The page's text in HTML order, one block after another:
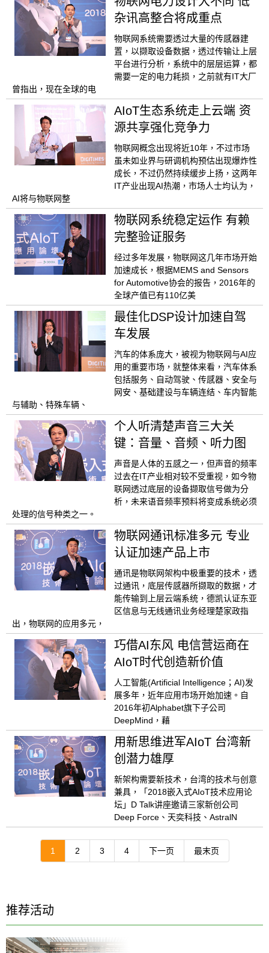
杂讯高整合将成重点
物联网系统需要透过大量的传感器建
置，以撷取设备数据，透过传输让上层
平台进行分析，系统中的层层运算，都
需要一定的电力耗损，之前就有IT大厂
曾指出，现在全球的电
AIoT生态系统走上云端 资
源共享强化竞争力
物联网概念出现将近10年，不过市场
虽未如业界与研调机构预估出现爆炸性
成长，不过仍然持续缓步上扬，这两年
IT产业出现AI热潮，市场人士均认为，
AI将与物联网整
物联网系统稳定运作 有赖
完整验证服务
经过多年发展，物联网这几年市场开始
加速成长，根据MEMS and Sensors
for Automotive协会的报告，2016年的
全球产值已有110亿美
最佳化DSP设计加速自驾
车发展
汽车的体系庞大，被视为物联网与AI应
用的重要市场，就整体来看，汽车体系
包括服务、自动驾驶、传感器、安全与
网安、基础建设与车辆连结、车内智能
与辅助、特殊车辆、
个人听清楚声音三大关
键：音量、音频、听力图
声音是人体的五感之一，但声音的频率
过去在IT产业相对较不受重视，如今物
联网透过底层的设备撷取信号做为分
析，未来语音频率预料将变成系统必须
处理的信号种类之一。
物联网通讯标准多元 专业
认证加速产品上市
通讯是物联网架构中极重要的技术，透
过通讯，底层传感器所撷取的数据，才
能传输到上层云端系统，德凯认证东亚
区信息与无线通讯业务经理楚家政指
出，物联网的应用多元，
巧借AI东风 电信营运商在
AIoT时代创造新价值
人工智能(Artificial Intelligence；AI)发
展多年，近年应用市场开始加速。自
2016年初Alphabet旗下子公司
DeepMind，藉
用新思维进军AIoT 台湾新
创潜力雄厚
新架构需要新技术，台湾的技术与创意
兼具，「2018嵌入式AIoT技术应用论
坛」D Talk讲座邀请三家新创公司
Deep Force、天奕科技、AstralN
1 2 3 4 下一页 最末页
推荐活动